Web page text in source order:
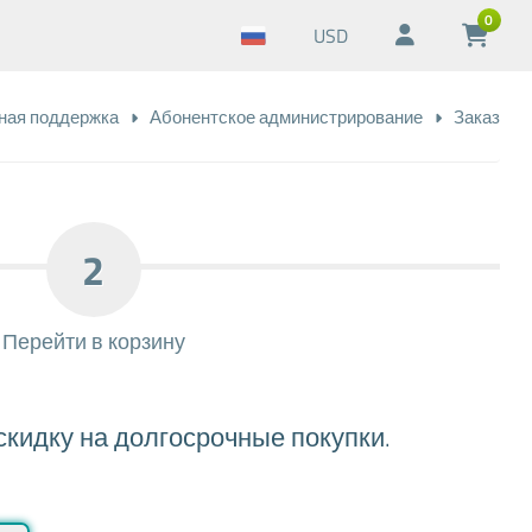
USD
0
поддержка Абонентское администрирование Заказ
2
Перейти в корзину
на долгосрочные покупки.